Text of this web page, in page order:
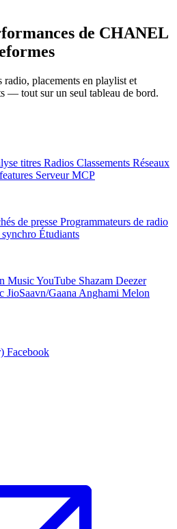
de CHANEL
radio, placements en playlist et
— tout sur un seul tableau de bord.
titres Radios Classements Réseaux
Serveur MCP
de presse Programmateurs de radio
Étudiants
MusicYouTube Shazam Deezer
JioSaavn/Gaana Anghami Melon
Facebook